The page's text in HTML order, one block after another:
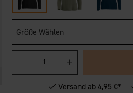
Größe Wählen
Versand ab 4,95 €*